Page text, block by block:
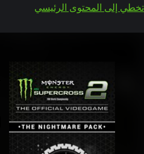
تخطي إلى المحتوى الرئيسي